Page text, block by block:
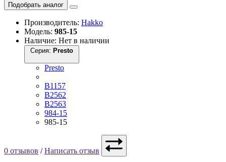
Подобрать аналог
Производитель: Hakko
Модель: 985-15
Наличие: Нет в наличии
Серия:
Presto
B1157
B2562
B2563
984-15
985-15
0 отзывов /Написать отзыв